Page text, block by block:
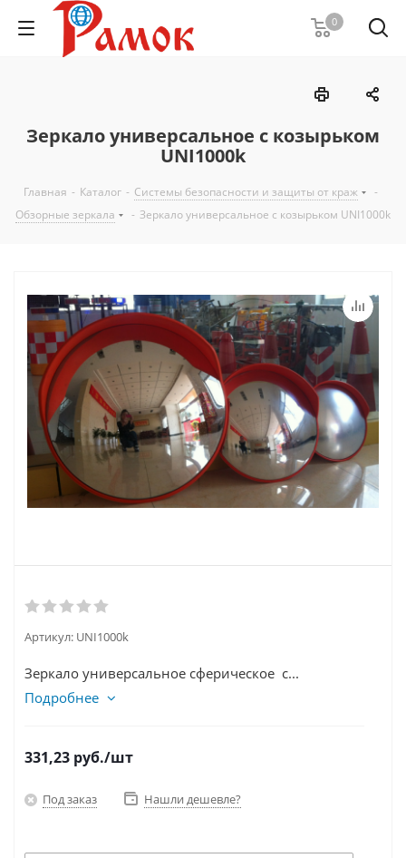
0
Зеркало универсальное с козырьком
UNI1000k
Главная - Каталог - Системы безопасности и защиты от краж
-
Обзорные зеркала
- Зеркало универсальное с козырьком UNI1000k
Артикул: UNI1000k
Зеркало универсальное сферическое с...
Подробнее
331,23 руб./шт
Под заказ Нашли дешевле?